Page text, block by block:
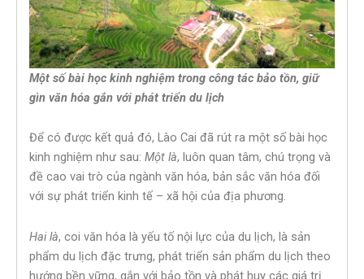
Một số bài học kinh nghiệm trong công tác bảo tồn, giữ
gìn văn hóa gắn với phát triển du lịch
Để có được kết quả đó, Lào Cai đã rút ra một số bài học
kinh nghiệm như sau: Một là, luôn quan tâm, chú trọng và
đề cao vai trò của ngành văn hóa, bản sắc văn hóa đối
với sự phát triển kinh tế – xã hội của địa phương.
Hai là, coi văn hóa là yếu tố nội lực của du lịch, là sản
phẩm du lịch đặc trưng, phát triển sản phẩm du lịch theo
hướng bền vững, gắn với bảo tồn và phát huy các giá trị